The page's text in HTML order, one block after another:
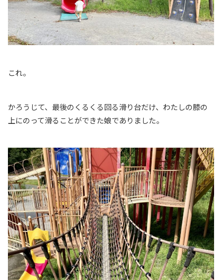
これ。
かろうじて、最後のくるくる回る滑り台だけ、わたしの膝の
上にのって滑ることができた娘でありました。